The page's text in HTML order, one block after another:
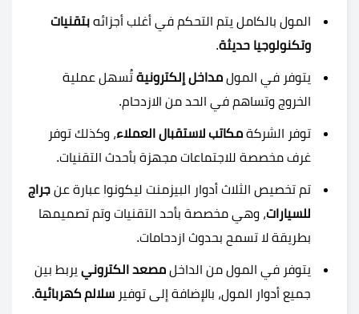
المول بالكامل يتم التحكم في أغلب أجزائه بتقنيات
وتكنولوجيا حديثة.
يتوفر في المول مداخل إلكترونية تُسهل عملية
الخروج وتساهم في الحد من الازدحام.
توفر الشركة مكاتب لاستقبال العملاء، وكذلك توفر
غرف مخصصة للاجتماعات مجهزة بأحدث التقنيات.
تم تخصيص الثلاث أدوار البيزمنت ليكونوا عبارة عن جراج
للسيارات، وهي مخصصة بأحد التقنيات وتم تصميمها
بطريقة لا تسمح بحدوث ازدحامات.
يتوفر في المول من الداخل مصعد الكتروني يربط بين
جميع أدوار المول، بالإضافة إلى توفير سلالم كهربائية.